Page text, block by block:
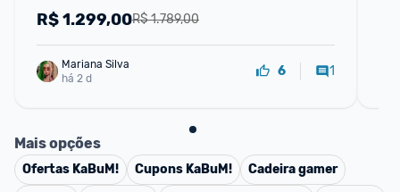
R$ 1.789,00
R$1.299,00
Mariana Silva
há 2 d
6 1
Mais opções
Ofertas KaBuM! Cupons KaBuM!
Cadeira gamer